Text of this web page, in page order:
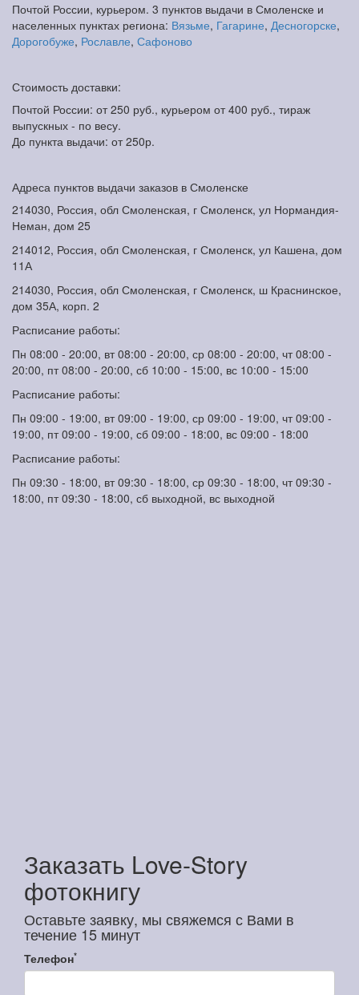
Почтой России, курьером. 3 пунктов выдачи в Смоленске и
населенных пунктах региона: Вязьме, Гагарине, Десногорске,
Дорогобуже, Рославле, Сафоново
Стоимость доставки:
Почтой России: от 250 руб., курьером от 400 руб., тираж
выпускных - по весу.
До пункта выдачи: от 250р.
Адреса пунктов выдачи заказов в Смоленске
214030, Россия, обл Смоленская, г Смоленск, ул Нормандия-
Неман, дом 25
214012, Россия, обл Смоленская, г Смоленск, ул Кашена, дом
11А
214030, Россия, обл Смоленская, г Смоленск, ш Краснинское,
дом 35А, корп. 2
Расписание работы:
Пн 08:00 - 20:00, вт 08:00 - 20:00, ср 08:00 - 20:00, чт 08:00 -
20:00, пт 08:00 - 20:00, сб 10:00 - 15:00, вс 10:00 - 15:00
Расписание работы:
Пн 09:00 - 19:00, вт 09:00 - 19:00, ср 09:00 - 19:00, чт 09:00 -
19:00, пт 09:00 - 19:00, сб 09:00 - 18:00, вс 09:00 - 18:00
Расписание работы:
Пн 09:30 - 18:00, вт 09:30 - 18:00, ср 09:30 - 18:00, чт 09:30 -
18:00, пт 09:30 - 18:00, сб выходной, вс выходной
Заказать Love-Story
фотокнигу
Оставьте заявку, мы свяжемся с Вами в
течение 15 минут
Телефон*